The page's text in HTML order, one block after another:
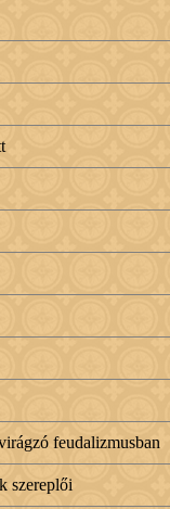
feudalizmusban
szereplői